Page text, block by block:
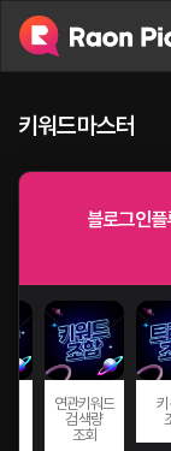
키워드마스터
블로그인
연관키워드
검색량
조회